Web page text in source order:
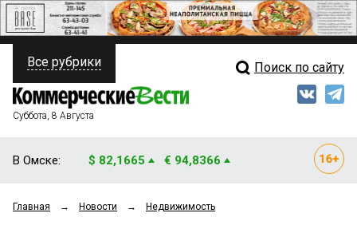
ПОЛИТИКА
ФИНАНСЫ
ОБЩЕСТВО
Свежий выпуск
Мнения
Все рубрики Поиск по сайту
Суббота, 8 Августа
В Омске: $ 82,1665 € 94,8366
Главная → Новости → Недвижимость